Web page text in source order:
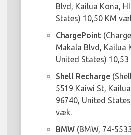
Blvd, Kailua Kona,
States) 10,50 KM
ChargePoint
Makala Blvd, Kailua
United States)
Shell Recharge
5519 Kaiwi St,
96740, United
væk.
BMW (BMW, 74-